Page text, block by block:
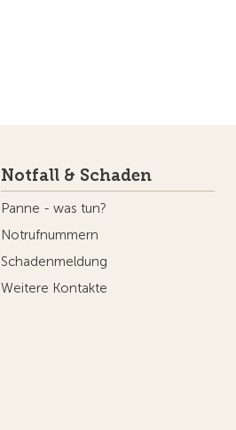
Notfall & Schaden
Panne - was tun?
Notrufnummern
Schadenmeldung
Weitere Kontakte